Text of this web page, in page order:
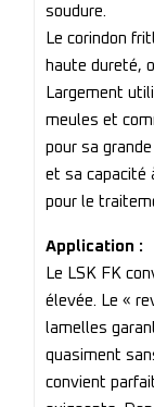
soudure.
Le corindon
haute dureté,
Largement
meules et
pour sa
et sa capacité
pour le
Application :
Le LSK FK
élevée. Le «
lamelles
quasiment
convient